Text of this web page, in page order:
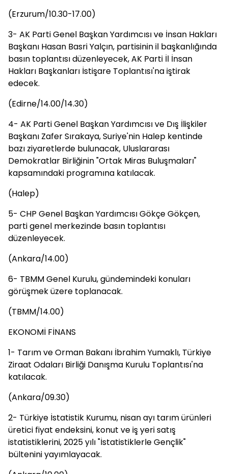
(Erzurum/10.30-17.00)
3- AK Parti Genel Başkan Yardımcısı ve İnsan Hakları
Başkanı Hasan Basri Yalçın, partisinin il başkanlığında
basın toplantısı düzenleyecek, AK Parti İl İnsan
Hakları Başkanları İstişare Toplantısı'na iştirak
edecek.
(Edirne/14.00/14.30)
4- AK Parti Genel Başkan Yardımcısı ve Dış İlişkiler
Başkanı Zafer Sırakaya, Suriye'nin Halep kentinde
bazı ziyaretlerde bulunacak, Uluslararası
Demokratlar Birliğinin "Ortak Miras Buluşmaları"
kapsamındaki programına katılacak.
(Halep)
5- CHP Genel Başkan Yardımcısı Gökçe Gökçen,
parti genel merkezinde basın toplantısı
düzenleyecek.
(Ankara/14.00)
6- TBMM Genel Kurulu, gündemindeki konuları
görüşmek üzere toplanacak.
(TBMM/14.00)
EKONOMİ FİNANS
1- Tarım ve Orman Bakanı İbrahim Yumaklı, Türkiye
Ziraat Odaları Birliği Danışma Kurulu Toplantısı'na
katılacak.
(Ankara/09.30)
2- Türkiye İstatistik Kurumu, nisan ayı tarım ürünleri
üretici fiyat endeksini, konut ve iş yeri satış
istatistiklerini, 2025 yılı "İstatistiklerle Gençlik"
bültenini yayımlayacak.